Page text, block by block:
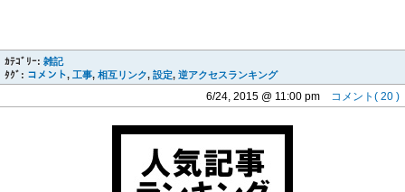
ｶﾃｺﾞﾘｰ: 雑記
ﾀｸﾞ: コメント, 工事, 相互リンク, 設定, 逆アクセスランキング
6/24, 2015 @ 11:00 pm コメント( 20 )